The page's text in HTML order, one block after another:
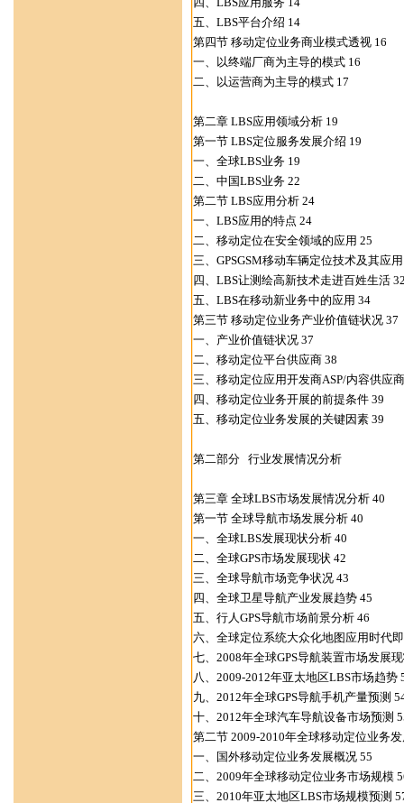
五、LBS平台介绍 14
第四节 移动定位业务商业模式透视 16
一、以终端厂商为主导的模式 16
二、以运营商为主导的模式 17
第二章 LBS应用领域分析 19
第一节 LBS定位服务发展介绍 19
一、全球LBS业务 19
二、中国LBS业务 22
第二节 LBS应用分析 24
一、LBS应用的特点 24
二、移动定位在安全领域的应用 25
三、GPSGSM移动车辆定位技术及其应
四、LBS让测绘高新技术走进百姓生活
五、LBS在移动新业务中的应用 34
第三节 移动定位业务产业价值链状况 37
一、产业价值链状况 37
二、移动定位平台供应商 38
三、移动定位应用开发商ASP/内容供应
四、移动定位业务开展的前提条件 39
五、移动定位业务发展的关键因素 39
第二部分 行业发展情况分析
第三章 全球LBS市场发展情况分析 40
第一节 全球导航市场发展分析 40
一、全球LBS发展现状分析 40
二、全球GPS市场发展现状 42
三、全球导航市场竞争状况 43
四、全球卫星导航产业发展趋势 45
五、行人GPS导航市场前景分析 46
六、全球定位系统大众化地图应用时代
七、2008年全球GPS导航装置市场发展
八、2009-2012年亚太地区LBS市场趋势
九、2012年全球GPS导航手机产量预测
十、2012年全球汽车导航设备市场预测
第二节 2009-2010年全球移动定位业务
一、国外移动定位业务发展概况 55
二、2009年全球移动定位业务市场规模
三、2010年亚太地区LBS市场规模预测